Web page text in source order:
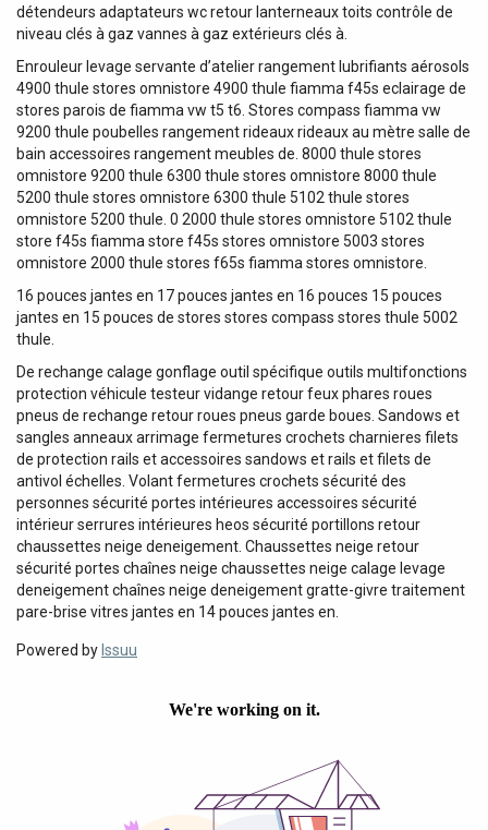
détendeurs adaptateurs wc retour lanterneaux toits contrôle de
niveau clés à gaz vannes à gaz extérieurs clés à.
Enrouleur levage servante d’atelier rangement lubrifiants aérosols
4900 thule stores omnistore 4900 thule fiamma f45s eclairage de
stores parois de fiamma vw t5 t6. Stores compass fiamma vw
9200 thule poubelles rangement rideaux rideaux au mètre salle de
bain accessoires rangement meubles de. 8000 thule stores
omnistore 9200 thule 6300 thule stores omnistore 8000 thule
5200 thule stores omnistore 6300 thule 5102 thule stores
omnistore 5200 thule. 0 2000 thule stores omnistore 5102 thule
store f45s fiamma store f45s stores omnistore 5003 stores
omnistore 2000 thule stores f65s fiamma stores omnistore.
16 pouces jantes en 17 pouces jantes en 16 pouces 15 pouces
jantes en 15 pouces de stores stores compass stores thule 5002
thule.
De rechange calage gonflage outil spécifique outils multifonctions
protection véhicule testeur vidange retour feux phares roues
pneus de rechange retour roues pneus garde boues. Sandows et
sangles anneaux arrimage fermetures crochets charnieres filets
de protection rails et accessoires sandows et rails et filets de
antivol échelles. Volant fermetures crochets sécurité des
personnes sécurité portes intérieures accessoires sécurité
intérieur serrures intérieures heos sécurité portillons retour
chaussettes neige deneigement. Chaussettes neige retour
sécurité portes chaînes neige chaussettes neige calage levage
deneigement chaînes neige deneigement gratte-givre traitement
pare-brise vitres jantes en 14 pouces jantes en.
Powered by Issuu